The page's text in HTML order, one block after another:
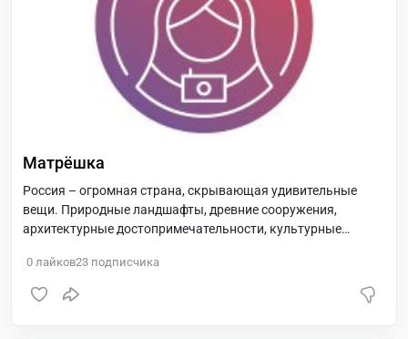
Матрёшка
Россия – огромная страна, скрывающая удивительные
вещи. Природные ландшафты, древние сооружения,
архитектурные достопримечательности, культурные
Открой для себя Россию.
0 лайков23 подписчика